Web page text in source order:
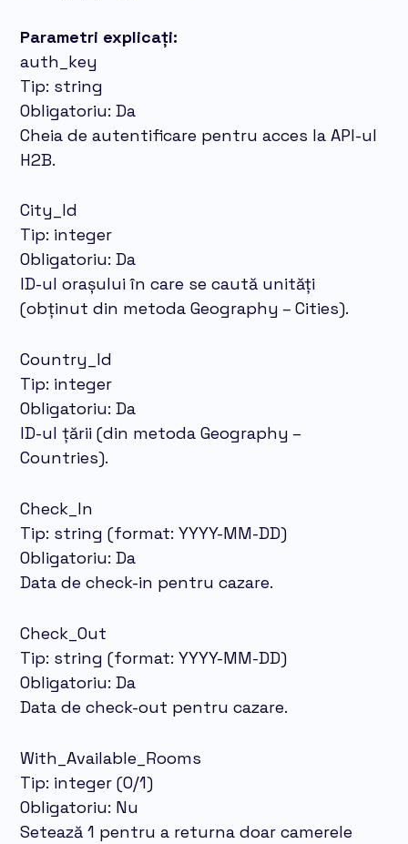
Parametri explicați:
auth_key
Tip: string
Obligatoriu: Da
Cheia de autentificare pentru acces la API-ul
H2B.
City_Id
Tip: integer
Obligatoriu: Da
ID-ul orașului în care se caută unități
(obținut din metoda Geography – Cities).
Country_Id
Tip: integer
Obligatoriu: Da
ID-ul țării (din metoda Geography –
Countries).
Check_In
Tip: string (format: YYYY-MM-DD)
Obligatoriu: Da
Data de check-in pentru cazare.
Check_Out
Tip: string (format: YYYY-MM-DD)
Obligatoriu: Da
Data de check-out pentru cazare.
With_Available_Rooms
Tip: integer (0/1)
Obligatoriu: Nu
Setează 1 pentru a returna doar camerele